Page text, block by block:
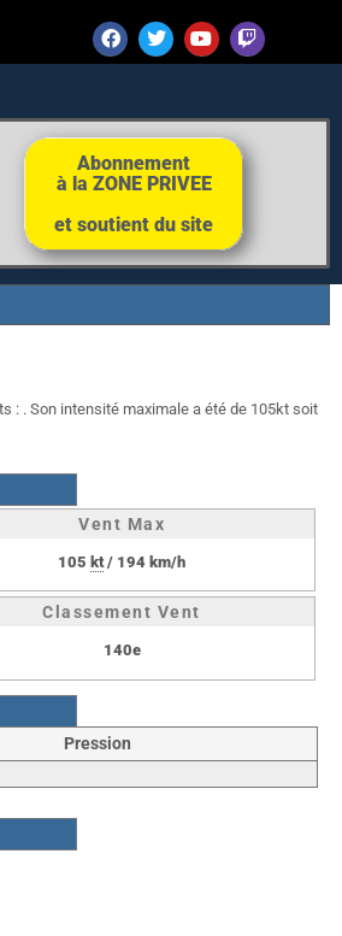
Abonnement
à la ZONE PRIVEE
et soutient du site
: . Son intensité maximale a été de 105kt soit
Vent Max
105 kt/ 194 km/h
Classement Vent
140e
Pression